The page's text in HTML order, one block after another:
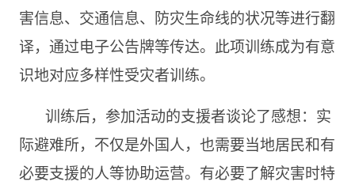
害信息、交通信息、防灾生命线的状况等进行翻
译，通过电子公告牌等传达。此项训练成为有意
识地对应多样性受灾者训练。
训练后，参加活动的支援者谈论了感想：实
际避难所，不仅是外国人，也需要当地居民和有
必要支援的人等协助运营。有必要了解灾害时特